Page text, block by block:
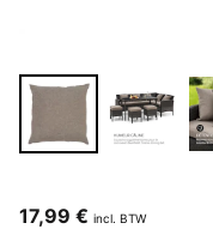
17,99 € incl. BTW